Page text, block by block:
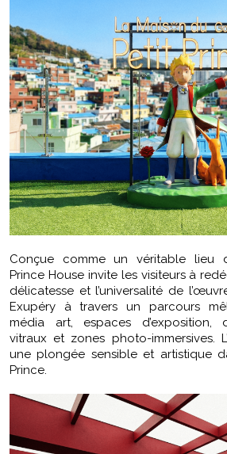
Conçue comme un véritable lieu
Prince House invite les visiteurs à
délicatesse et l’universalité de
Exupéry à travers un parcours
média art, espaces d’exposition,
vitraux et zones photo-immersives.
une plongée sensible et artistique
Prince.